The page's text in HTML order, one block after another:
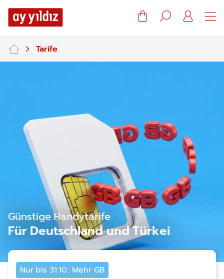
Warenkorb
Suche
Mein
Tarife
Günstige Handytarife
Für Deutschland und Türkei
Nur bis 31.10.: Mehr GB